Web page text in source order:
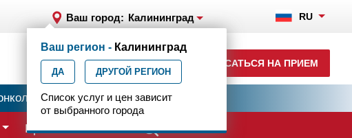
Ваш город: Калининград RU
+7 (4012) 957-300
ежедн. 7.00-23.00
ЗАПИСАТЬСЯ НА ПРИЕМ
Ваш регион - Калининград
ДА ДРУГОЙ РЕГИОН
Список услуг и цен зависит
от выбранного города
Центр эпилептологии
Врачи